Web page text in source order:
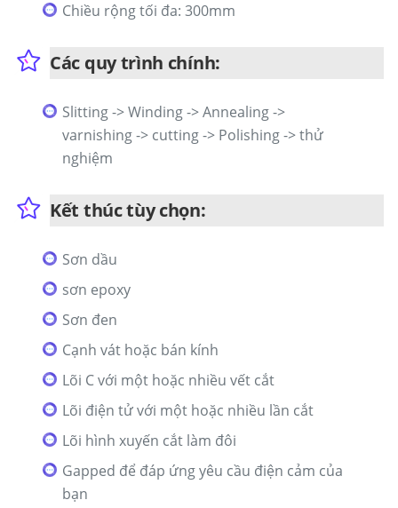
Chiều rộng tối đa: 300mm
Các quy trình chính:
Slitting -> Winding -> Annealing ->
varnishing -> cutting -> Polishing -> thử
nghiệm
Kết thúc tùy chọn:
Sơn dầu
sơn epoxy
Sơn đen
Cạnh vát hoặc bán kính
Lõi C với một hoặc nhiều vết cắt
Lõi điện tử với một hoặc nhiều lần cắt
Lõi hình xuyến cắt làm đôi
Gapped để đáp ứng yêu cầu điện cảm của
bạn